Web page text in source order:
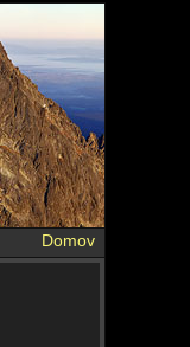
Domov